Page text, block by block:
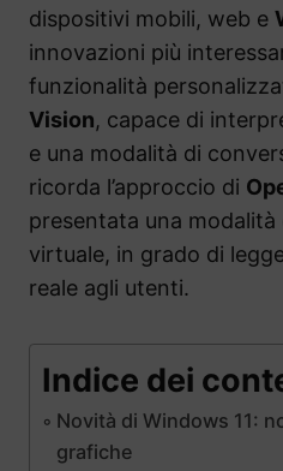
dispositivi mobili, web e
innovazioni più
funzionalità
Vision, capace di
e una modalità di
ricorda l’approccio di
presentata una
virtuale, in grado di
reale agli utenti.
Indice dei
Novità di Windows 11:
grafiche